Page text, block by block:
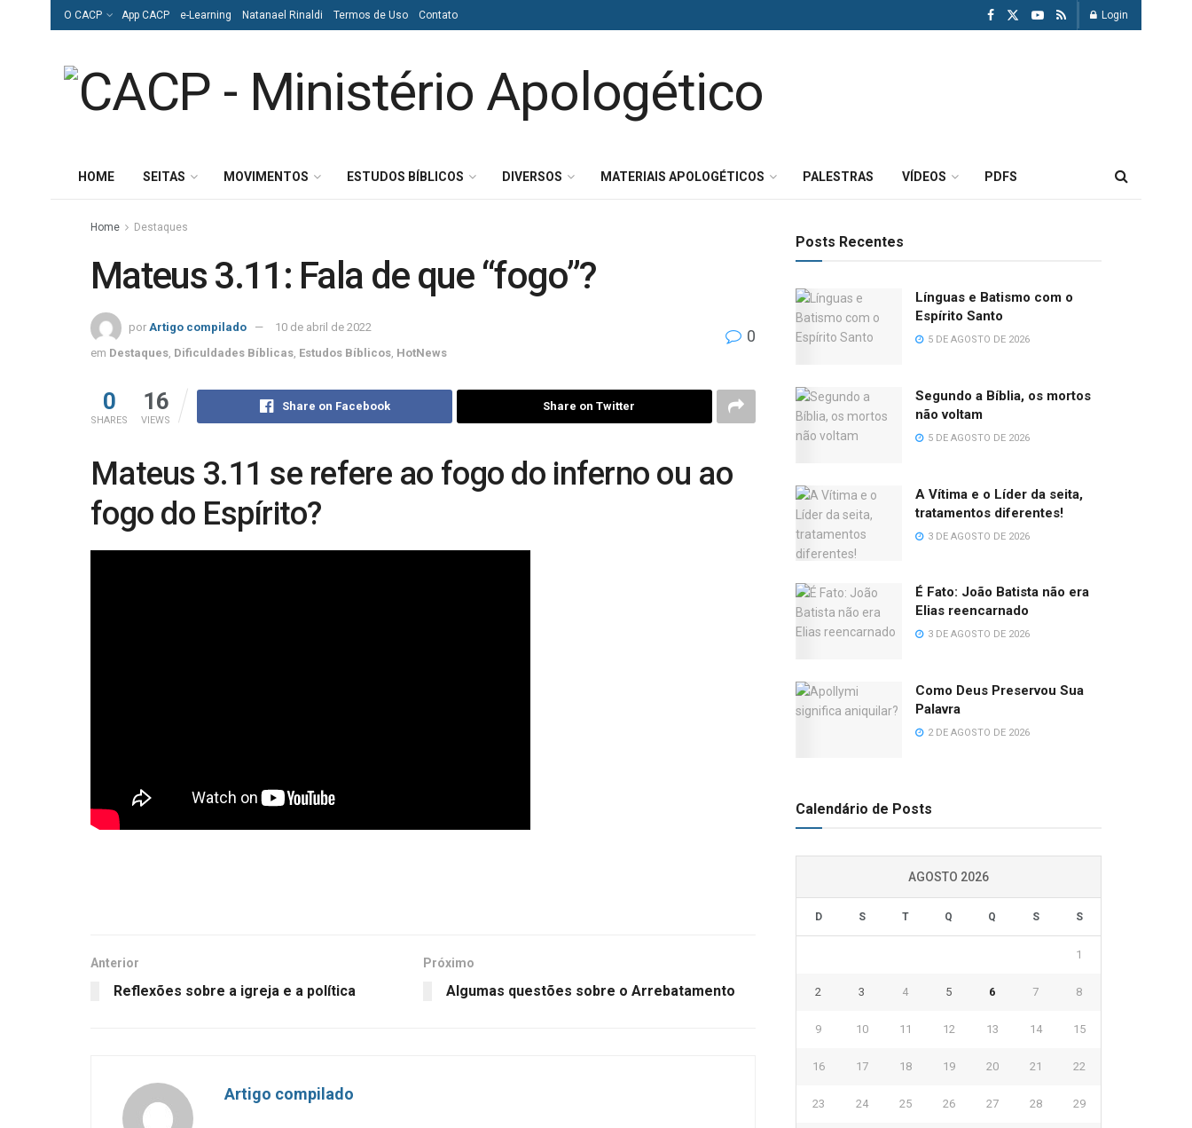
O CACP App CACP e-Learning Natanael Rinaldi Termos de Uso Contato Login
HOME SEITAS MOVIMENTOS ESTUDOS BÍBLICOS DIVERSOS MATERIAIS APOLOGÉTICOS PALESTRAS VÍDEOS PDFS
Home Destaques
Mateus 3.11: Fala de que “fogo”?
por Artigo compilado
10 de abril de 2022
em Destaques Dificuldades Bíblicas Estudos Bíblicos HotNews
0
0
SHARES
16
VIEWS
Share on Facebook Share on Twitter
Mateus 3.11 se refere ao fogo do inferno ou ao
fogo do Espírito?
Anterior
Reflexões sobre a igreja e a política
Próximo
Algumas questões sobre o Arrebatamento
Artigo compilado
Posts Recentes
Línguas e Batismo com o
Espírito Santo
5 DE AGOSTO DE 2026
Segundo a Bíblia, os mortos
não voltam
5 DE AGOSTO DE 2026
A Vítima e o Líder da seita,
tratamentos diferentes!
3 DE AGOSTO DE 2026
É Fato: João Batista não era
Elias reencarnado
3 DE AGOSTO DE 2026
Como Deus Preservou Sua
Palavra
2 DE AGOSTO DE 2026
Calendário de Posts
AGOSTO 2026
D S T Q Q S S
1
2 3 4 5 6 7 8
9 10 11 12 13 14 15
16 17 18 19 20 21 22
23 24 25 26 27 28 29